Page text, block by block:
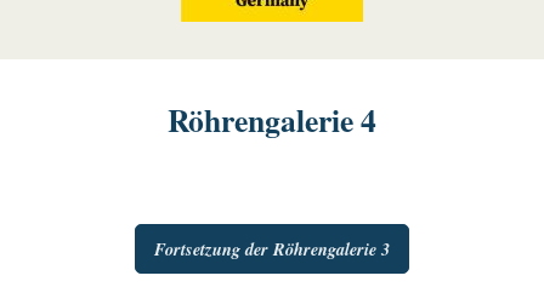
Röhrengalerie 4
Fortsetzung der Röhrengalerie 3